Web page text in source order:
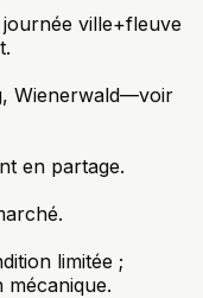
ville+fleuve
Wienerwald—voir
en partage.
limitée ;
mécanique.